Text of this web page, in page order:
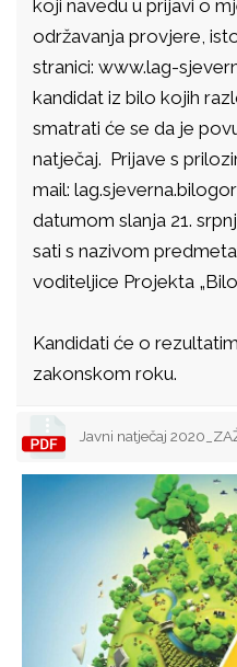
koji navedu u prijavi o
održavanja provjere,
stranici: www.lag-
kandidat iz bilo kojih
smatrati će se da je
natječaj. Prijave s
mail:
datumom slanja 21.
sati s nazivom
voditeljice Projekta
Kandidati će o
zakonskom roku.
Javni natječaj